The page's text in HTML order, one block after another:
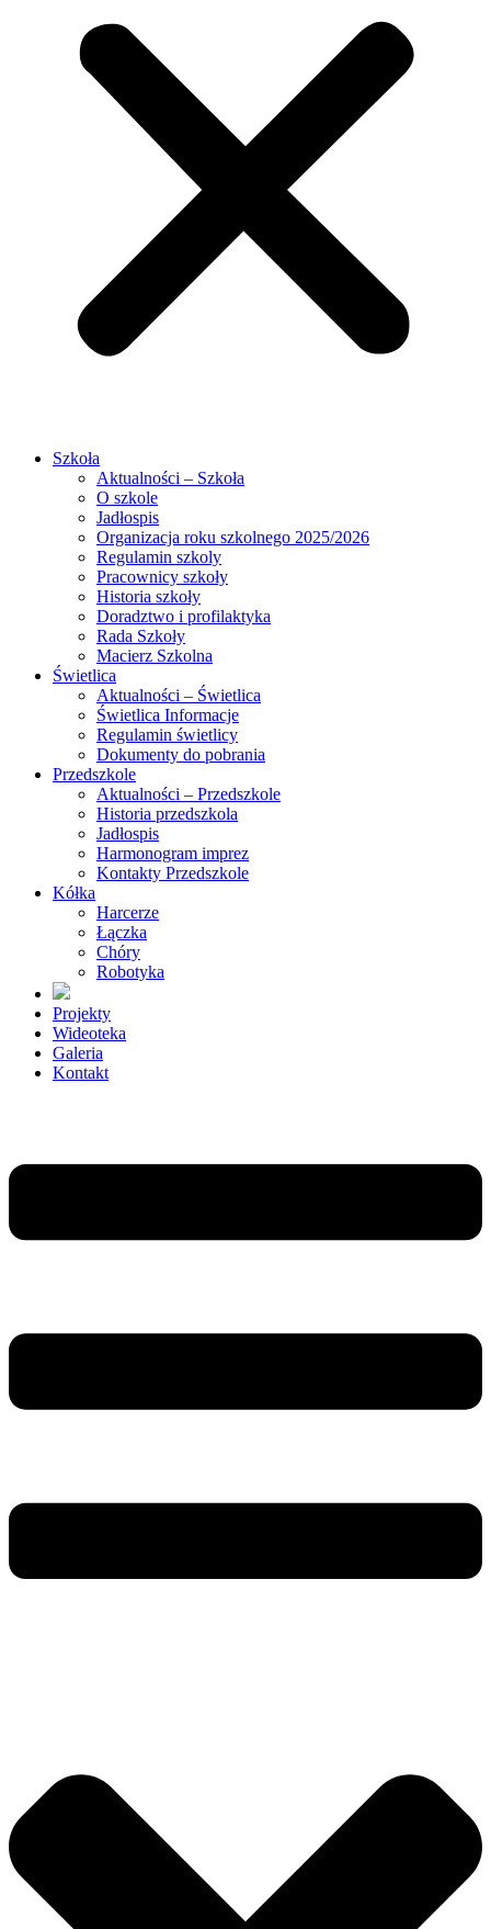
Szkoła
Aktualności – Szkoła
O szkole
Jadłospis
Organizacja roku szkolnego 2025/2026
Regulamin szkoly
Pracownicy szkoły
Historia szkoły
Doradztwo i profilaktyka
Rada Szkoły
Macierz Szkolna
Świetlica
Aktualności – Świetlica
Świetlica Informacje
Regulamin świetlicy
Dokumenty do pobrania
Przedszkole
Aktualności – Przedszkole
Historia przedszkola
Jadłospis
Harmonogram imprez
Kontakty Przedszkole
Kółka
Harcerze
Łączka
Chóry
Robotyka
Projekty
Wideoteka
Galeria
Kontakt